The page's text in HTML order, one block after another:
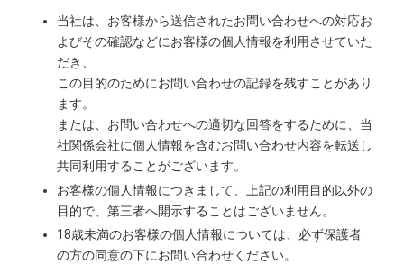
当社は、お客様から送信されたお問い合わせへの対応お
よびその確認などにお客様の個人情報を利用させていた
だき、
この目的のためにお問い合わせの記録を残すことがあり
ます。
または、お問い合わせへの適切な回答をするために、当
社関係会社に個人情報を含むお問い合わせ内容を転送し
共同利用することがございます。
お客様の個人情報につきまして、上記の利用目的以外の
目的で、第三者へ開示することはございません。
18歳未満のお客様の個人情報については、必ず保護者
の方の同意の下にお問い合わせください。